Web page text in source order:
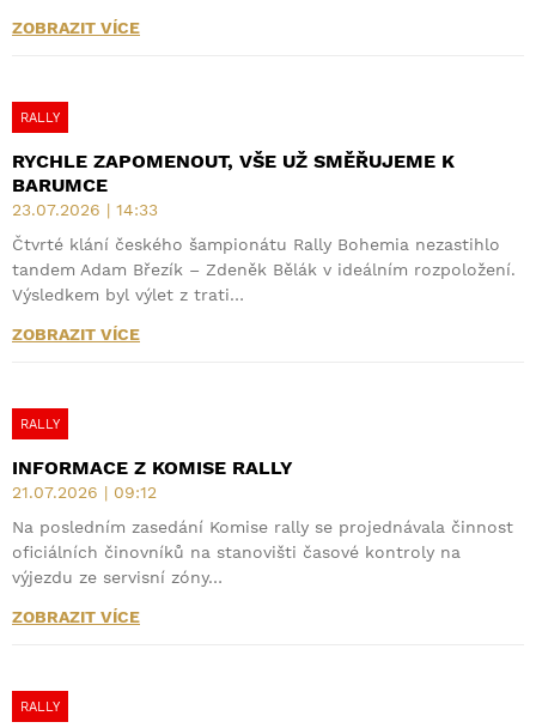
ZOBRAZIT VÍCE
RALLY
RYCHLE ZAPOMENOUT, VŠE UŽ SMĚŘUJEME K
BARUMCE
23.07.2026 | 14:33
Čtvrté klání českého šampionátu Rally Bohemia nezastihlo
tandem Adam Březík – Zdeněk Bělák v ideálním rozpoložení.
Výsledkem byl výlet z trati…
ZOBRAZIT VÍCE
RALLY
INFORMACE Z KOMISE RALLY
21.07.2026 | 09:12
Na posledním zasedání Komise rally se projednávala činnost
oficiálních činovníků na stanovišti časové kontroly na
výjezdu ze servisní zóny…
ZOBRAZIT VÍCE
RALLY